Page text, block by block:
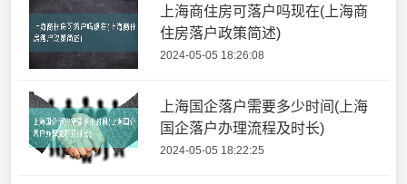
上海商住房可落户吗现在(上海商
住房落户政策简述)
2024-05-05 18:26:08
上海国企落户需要多少时间(上海
国企落户办理流程及时长)
2024-05-05 18:22:25